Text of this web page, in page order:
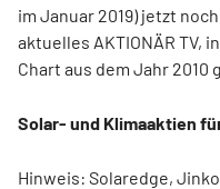
im Januar 2019) jetzt
aktuelles AKTIONÄR TV,
Chart aus dem Jahr 2010
Solar- und Klimaaktien
Hinweis: Solaredge,